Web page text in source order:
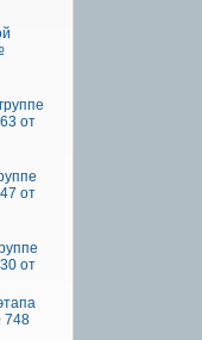
от
от
от
748